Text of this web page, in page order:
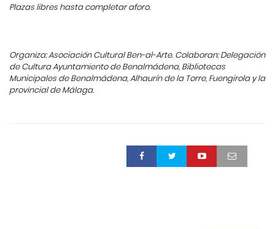
Plazas libres hasta completar aforo.
Organiza: Asociación Cultural Ben-al-Arte. Colaboran: Delegación
de Cultura Ayuntamiento de Benalmádena, Bibliotecas
Municipales de Benalmádena, Alhaurín de la Torre, Fuengirola y la
provincial de Málaga.